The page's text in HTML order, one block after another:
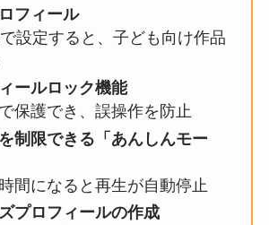
フィール
設定すると、子ども向け作品
ールロック機能
保護でき、誤操作を防止
制限できる「あんしんモー
間になると再生が自動停止
プロフィールの作成